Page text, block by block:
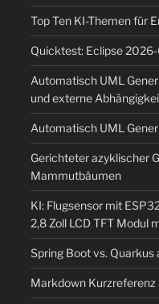
Top Ten KI-Themen für
Quicktest: Eclipse
Automatisch UML
und externe
Automatisch UML
Gerichteter azyklischer
Mammutbäumen
KI: Flugsensor mit
2,8 Zoll LCD TFT Modul
Spring Boot vs. Quarkus
Markdown Kurzreferenz